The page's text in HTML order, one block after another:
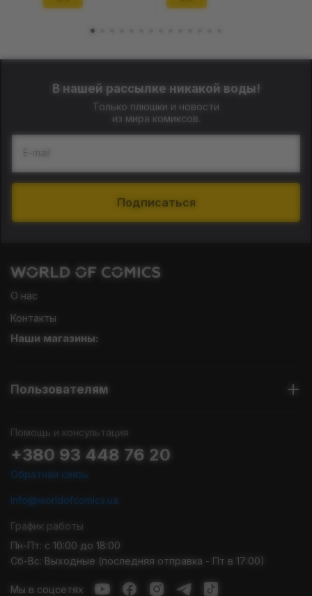
В нашей рассылке никакой воды!
Только плюшки и новости
из мира комиксов.
E-mail
Подписаться
О нас
Контакты
Наши магазины:
Пользователям
Помощь и консультация
+380 93 448 76 20
Обратная связь
info@worldofcomics.ua
График работы
Пн-Пт: с 10:00 до 18:00
Сб-Вс: Выходные (последняя отправка - Пт в 17:00)
Мы в соцсетях